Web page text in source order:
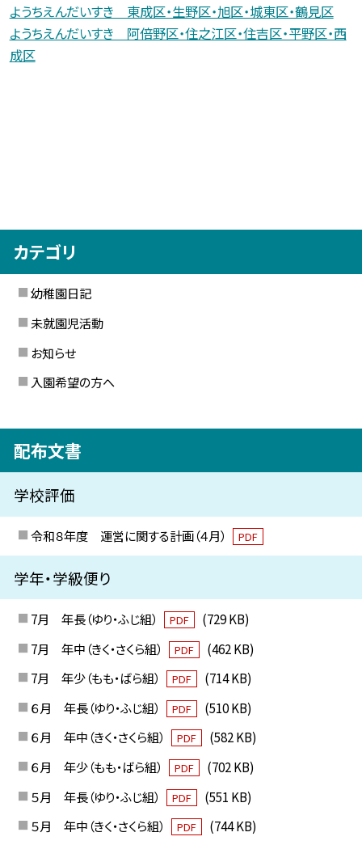
ようちえんだいすき 東成区・生野区・旭区・城東区・鶴見区
ようちえんだいすき 阿倍野区・住之江区・住吉区・平野区・西
成区
カテゴリ
幼稚園日記
未就園児活動
お知らせ
入園希望の方へ
配布文書
学校評価
令和８年度 運営に関する計画（４月） PDF
学年・学級便り
7月 年長（ゆり・ふじ組） PDF
(729 KB)
7月 年中（きく・さくら組）
PDF
(462 KB)
7月 年少（もも・ばら組）
PDF
(714 KB)
６月 年長（ゆり・ふじ組）
PDF
(510 KB)
６月 年中（きく・さくら組）
PDF
(582 KB)
６月 年少（もも・ばら組）
PDF
(702 KB)
５月 年長（ゆり・ふじ組）
PDF
(551 KB)
５月 年中（きく・さくら組）
PDF
(744 KB)